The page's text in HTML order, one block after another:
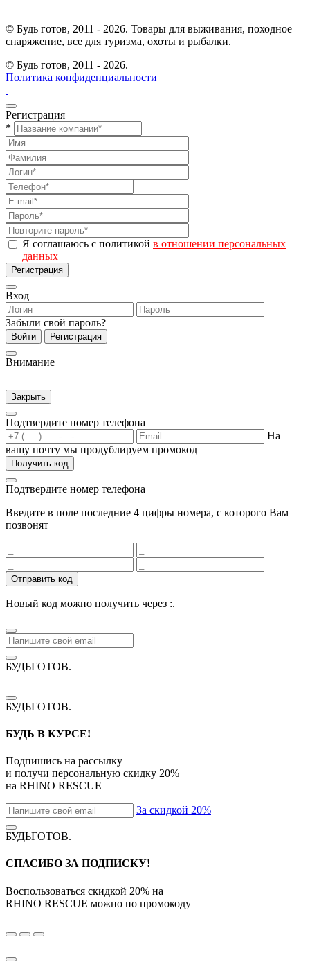
© Будь готов, 2011 - 2026. Товары для выживания, походное
снаряжение, все для туризма, охоты и рыбалки.
© Будь готов, 2011 - 2026.
Политика конфиденциальности
Регистрация
*
Я соглашаюсь с политикой в отношении персональных
данных
Регистрация
Вход
Забыли свой пароль?
Войти Регистрация
Внимание
Закрыть
Подтвердите номер телефона
На
вашу почту мы продублируем промокод
Получить код
Подтвердите номер телефона
Введите в поле последние 4 цифры номера, с которого Вам
позвонят
Отправить код
Новый код можно получить через :.
БУДЬГОТОВ.
БУДЬГОТОВ.
БУДЬ В КУРСЕ!
Подпишись на рассылку
и получи персональную скидку 20%
на RHINO RESCUE
За скидкой 20%
БУДЬГОТОВ.
СПАСИБО ЗА ПОДПИСКУ!
Воспользоваться скидкой 20% на
RHINO RESCUE можно по промокоду